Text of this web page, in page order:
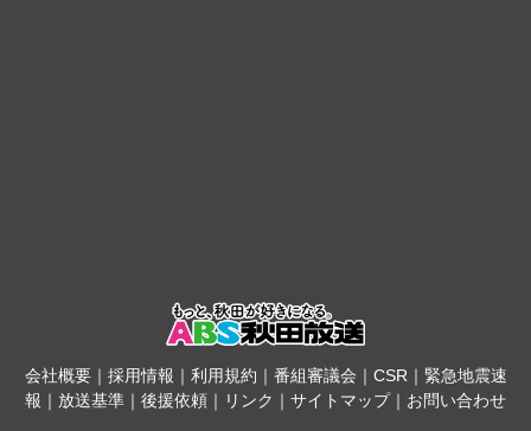
会社概要｜ 採用情報 ｜ 利用規約 ｜ 番組審議会 ｜ CSR ｜ 緊急地震速
報 ｜ 放送基準 ｜ 後援依頼 ｜ リンク ｜ サイトマップ｜ お問い合わせ